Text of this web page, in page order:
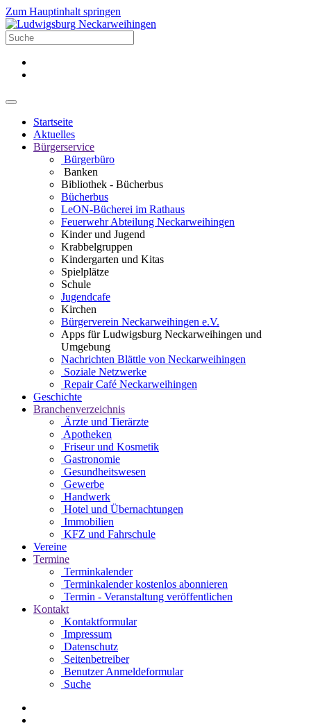
Zum Hauptinhalt springen
Startseite
Aktuelles
Bürgerservice
Bürgerbüro
Banken
Bibliothek - Bücherbus
Bücherbus
LeON-Bücherei im Rathaus
Feuerwehr Abteilung Neckarweihingen
Kinder und Jugend
Krabbelgruppen
Kindergarten und Kitas
Spielplätze
Schule
Jugendcafe
Kirchen
Bürgerverein Neckarweihingen e.V.
Apps für Ludwigsburg Neckarweihingen und
Umgebung
Nachrichten Blättle von Neckarweihingen
Soziale Netzwerke
Repair Café Neckarweihingen
Geschichte
Branchenverzeichnis
Ärzte und Tierärzte
Apotheken
Friseur und Kosmetik
Gastronomie
Gesundheitswesen
Gewerbe
Handwerk
Hotel und Übernachtungen
Immobilien
KFZ und Fahrschule
Vereine
Termine
Terminkalender
Terminkalender kostenlos abonnieren
Termin - Veranstaltung veröffentlichen
Kontakt
Kontaktformular
Impressum
Datenschutz
Seitenbetreiber
Benutzer Anmeldeformular
Suche